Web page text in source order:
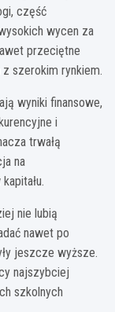
część
wycen za
przeciętne
szerokim rynkiem.
wyniki finansowe,
i
trwałą
na
nie lubią
nawet po
jeszcze wyższe.
najszybciej
szkolnych